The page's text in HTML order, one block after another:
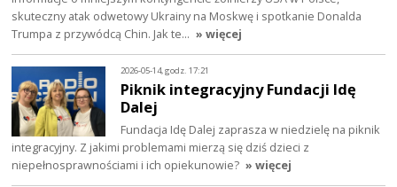
skuteczny atak odwetowy Ukrainy na Moskwę i spotkanie Donalda
Trumpa z przywódcą Chin. Jak te… » więcej
2026-05-14, godz. 17:21
Piknik integracyjny Fundacji Idę
Dalej
Fundacja Idę Dalej zaprasza w niedzielę na piknik
integracyjny. Z jakimi problemami mierzą się dziś dzieci z
niepełnosprawnościami i ich opiekunowie? » więcej